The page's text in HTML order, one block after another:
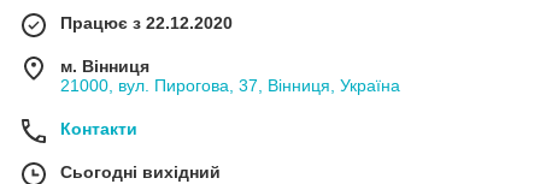
Працює з 22.12.2020
м. Вінниця
21000, вул. Пирогова, 37, Вінниця, Україна
Контакти
Сьогодні вихідний